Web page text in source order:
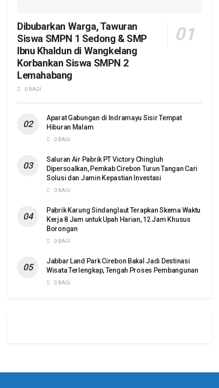
Dibubarkan Warga, Tawuran
Siswa SMPN 1 Sedong & SMP
Ibnu Khaldun di Wangkelang
Korbankan Siswa SMPN 2
Lemahabang
0 BAGI
Aparat Gabungan di Indramayu Sisir Tempat
Hiburan Malam
0 BAGI
Saluran Air Pabrik PT Victory Chingluh
Dipersoalkan, Pemkab Cirebon Turun Tangan Cari
Solusi dan Jamin Kepastian Investasi
0 BAGI
Pabrik Karung Sindanglaut Terapkan Skema Waktu
Kerja 8 Jam untuk Upah Harian, 12 Jam Khusus
Borongan
0 BAGI
Jabbar Land Park Cirebon Bakal Jadi Destinasi
Wisata Terlengkap, Tengah Proses Pembangunan
0 BAGI